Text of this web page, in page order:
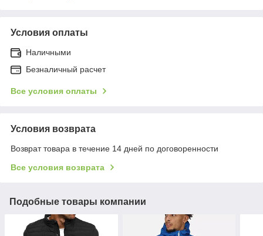
Условия оплаты
Наличными
Безналичный расчет
Все условия оплаты
Условия возврата
Возврат товара в течение 14 дней по договоренности
Все условия возврата
Подобные товары компании